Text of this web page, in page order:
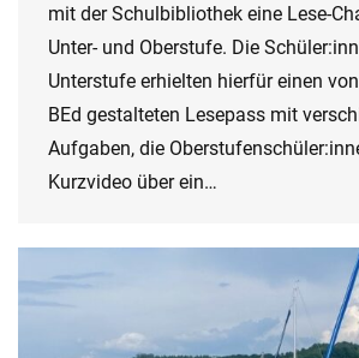
mit der Schulbibliothek eine Lese-
Unter- und Oberstufe. Die
Unterstufe erhielten hierfür einen
BEd gestalteten Lesepass mit
Aufgaben, die
Kurzvideo über ein…